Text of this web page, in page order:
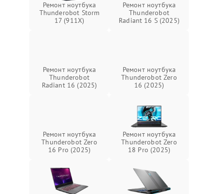
Ремонт ноутбука
Thunderobot Storm
17 (911X)
Ремонт ноутбука
Thunderobot
Radiant 16 S (2025)
Ремонт ноутбука
Thunderobot
Radiant 16 (2025)
Ремонт ноутбука
Thunderobot Zero
16 (2025)
Ремонт ноутбука
Thunderobot Zero
16 Pro (2025)
Ремонт ноутбука
Thunderobot Zero
18 Pro (2025)